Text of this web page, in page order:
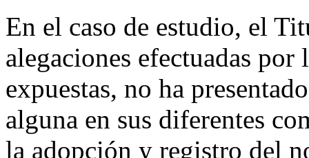
En el caso de estudio, el
alegaciones efectuadas
expuestas, no ha
alguna en sus diferentes
la adopción y registro del